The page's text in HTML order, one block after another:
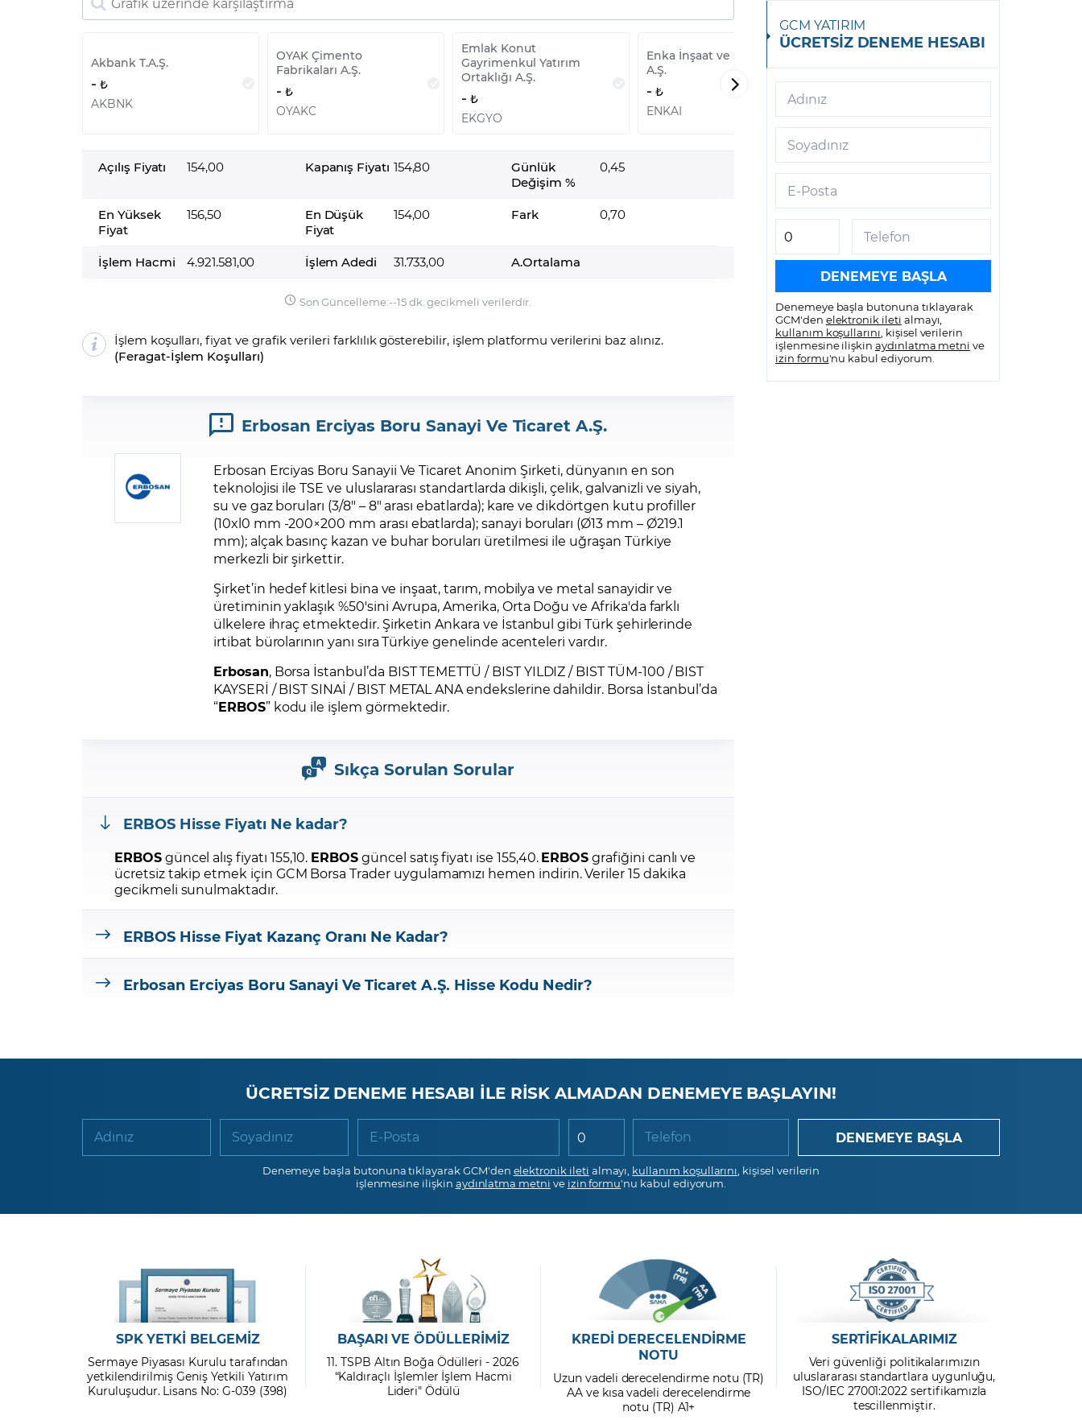
Akbank T.A.Ş.
-
AKBNK
OYAK Çimento
Fabrikaları A.Ş.
-
OYAKC
Emlak Konut
Gayrimenkul Yatırım
Ortaklığı A.Ş.
-
EKGYO
Enka İnşaat ve Sanayi
A.Ş.
-
ENKAI
Hizmetleri A.Ş.
Açılış Fiyatı 154,00 Kapanış Fiyatı 154,80
Günlük
Değişim %
0,45
En Yüksek
Fiyat
156,50
En Düşük
Fiyat
154,00 Fark 0,70
İşlem Hacmi 4.921.581,00 İşlem Adedi 31.733,00 A.Ortalama
Son Güncelleme:--15 dk. gecikmeli verilerdir.
İşlem koşulları, fiyat ve grafik verileri farklılık gösterebilir, işlem platformu verilerini baz alınız.
(Feragat-İşlem Koşulları)
Erbosan Erciyas Boru Sanayi Ve Ticaret A.Ş.
Erbosan Erciyas Boru Sanayii Ve Ticaret Anonim Şirketi, dünyanın en son
teknolojisi ile TSE ve uluslararası standartlarda dikişli, çelik, galvanizli ve siyah,
su ve gaz boruları (3/8″ – 8″ arası ebatlarda); kare ve dikdörtgen kutu profiller
(10xl0 mm -200×200 mm arası ebatlarda); sanayi boruları (Ø13 mm – Ø219.1
mm); alçak basınç kazan ve buhar boruları üretilmesi ile uğraşan Türkiye
merkezli bir şirkettir.
Şirket’in hedef kitlesi bina ve inşaat, tarım, mobilya ve metal sanayidir ve
üretiminin yaklaşık %50'sini Avrupa, Amerika, Orta Doğu ve Afrika'da farklı
ülkelere ihraç etmektedir. Şirketin Ankara ve İstanbul gibi Türk şehirlerinde
irtibat bürolarının yanı sıra Türkiye genelinde acenteleri vardır.
Erbosan, Borsa İstanbul’da BIST TEMETTÜ / BIST YILDIZ / BIST TÜM-100 / BIST
KAYSERİ / BIST SINAİ / BIST METAL ANA endekslerine dahildir. Borsa İstanbul’da
“ERBOS” kodu ile işlem görmektedir.
Sıkça Sorulan Sorular
ERBOS Hisse Fiyatı Ne kadar?
ERBOSgüncel alış fiyatı 155,10. ERBOSgüncel satış fiyatı ise 155,40.ERBOSgrafiğini canlı ve
ücretsiz takip etmek için GCM Borsa Trader uygulamamızı hemen indirin.Veriler 15 dakika
gecikmeli sunulmaktadır.
ERBOS Hisse Fiyat Kazanç Oranı Ne Kadar?
Erbosan Erciyas Boru Sanayi Ve Ticaret A.Ş. Hisse Kodu Nedir?
GCM YATIRIM
ÜCRETSİZ DENEME HESABI
Adınız
Soyadınız
E-Posta
Telefon
Denemeye başla butonuna tıklayarak
GCM'den elektronik ileti almayı,
kullanım koşullarını , kişisel verilerin
işlenmesine ilişkin aydınlatma metni ve
izin formu'nu kabul ediyorum.
ÜCRETSİZ DENEME HESABI İLE RİSK ALMADAN DENEMEYE BAŞLAYIN!
Adınız Soyadınız E-Posta Telefon
Denemeye başla butonuna tıklayarak GCM'den elektronik ileti almayı, kullanım koşullarını , kişisel verilerin
işlenmesine ilişkin aydınlatma metni ve izin formu'nu kabul ediyorum.
SPK YETKİ BELGEMİZ
Sermaye Piyasası Kurulu tarafından
yetkilendirilmiş Geniş Yetkili Yatırım
Kuruluşudur. Lisans No: G-039 (398)
BAŞARI VE ÖDÜLLERİMİZ
11. TSPB Altın Boğa Ödülleri - 2026
“Kaldıraçlı İşlemler İşlem Hacmi
Lideri" Ödülü
KREDİ DERECELENDİRME
NOTU
Uzun vadeli derecelendirme notu (TR)
AA ve kısa vadeli derecelendirme
notu (TR) A1+
SERTİFİKALARIMIZ
Veri güvenliği politikalarımızın
uluslararası standartlara uygunluğu,
ISO/IEC 27001:2022 sertifikamızla
tescillenmiştir.